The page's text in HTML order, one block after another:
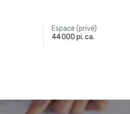
Espace (privé)
44 000 pi. ca.